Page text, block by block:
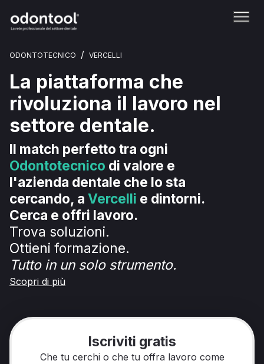
ODONTOTECNICO / VERCELLI
La piattaforma che
rivoluziona il lavoro nel
settore dentale.
Il match perfetto tra ogni
Odontotecnico di valore e
l'azienda dentale che lo sta
cercando, a Vercelli e dintorni.
Cerca e offri lavoro.
Trova soluzioni.
Ottieni formazione.
Tutto in un solo strumento.
Scopri di più
Iscriviti gratis
Che tu cerchi o che tu offra lavoro come